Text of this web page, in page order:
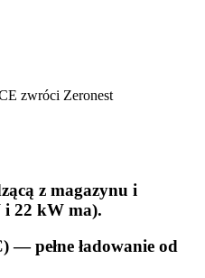
zwróci Zeronest
z magazynu i
i 22 kW ma).
— pełne ładowanie od